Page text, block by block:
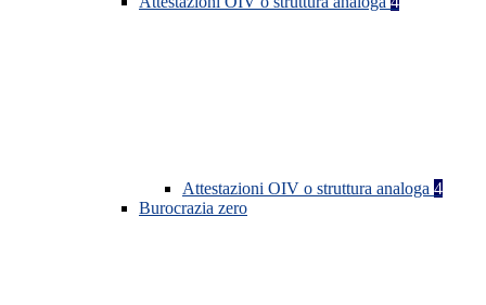
Attestazioni OIV o struttura analoga 4
Burocrazia zero